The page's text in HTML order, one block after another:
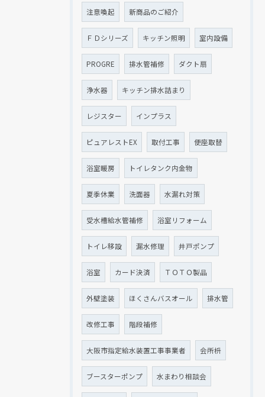
注意喚起 新商品のご紹介
ＦＤシリーズ キッチン照明 室内設備
PROGRE 排水管補修 ダクト扇
浄水器 キッチン排水詰まり
レジスター インプラス
ピュアレストEX 取付工事 便座取替
浴室暖房 トイレタンク内金物
夏季休業 洗面器 水漏れ対策
受水槽給水管補修 浴室リフォーム
トイレ移設 漏水修理 井戸ポンプ
浴室 カード決済 ＴＯＴＯ製品
外壁塗装 ほくさんバスオール 排水管
改修工事 階段補修
大阪市指定給水装置工事事業者 会所枡
ブースターポンプ 水まわり相談会